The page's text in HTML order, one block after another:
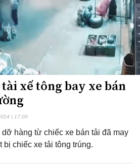
xế tông bay xe bán
| 17:00
hàng từ chiếc xe bán tải đã may
bị chiếc xe tải tông trúng.